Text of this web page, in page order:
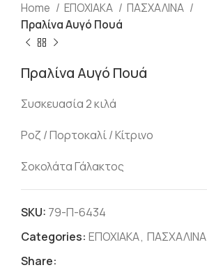
Home ΕΠΟΧΙΑΚΑ
ΠΑΣΧΑΛΙΝΑ
Πραλίνα Αυγό Πουά
Πραλίνα Αυγό Πουά
Συσκευασία 2 κιλά
Ροζ / Πορτοκαλί / Κίτρινο
Σοκολάτα Γάλακτος
SKU: 79-Π-6434
Categories: ΕΠΟΧΙΑΚΑ, ΠΑΣΧΑΛΙΝΑ
Share: